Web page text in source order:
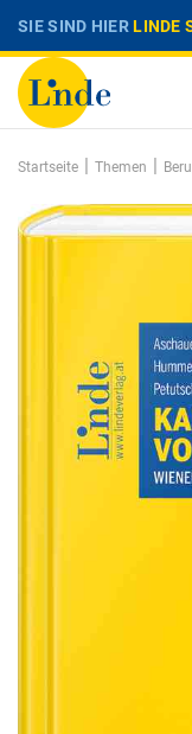
SIE SIND HIERLINDE
Startseite | Themen |